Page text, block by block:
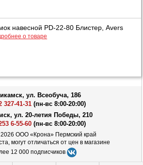
навесной PD-22-80 Блистер, Avers
о товаре
ул. Всеобуча, 186
327-41-31 (пн-вс 8:00-20:00)
ул. 20-летия Победы, 210
6-55-60 (пн-вс 8:00-20:00)
ООО «Крона» Пермский край
могут отличаться от цен в магазине
12 000 подписчиков